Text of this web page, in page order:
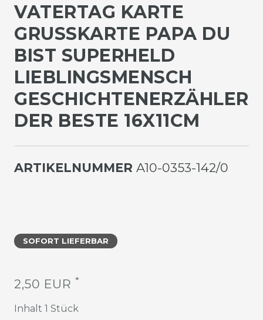
VATERTAG KARTE
GRUSSKARTE PAPA DU B
IST SUPERHELD L
IEBLINGSMENSCH G
ESCHICHTENERZÄHLER D
ER BESTE 16X11CM
ARTIKELNUMMER A10-0353-142/0
SOFORT LIEFERBAR
2,50 EUR *
Inhalt 1 Stück